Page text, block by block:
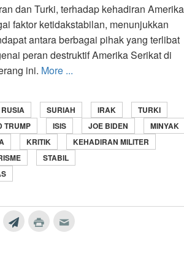
dan Turki, terhadap kehadiran Amerika
faktor ketidakstabilan, menunjukkan
antara berbagai pihak yang terlibat
peran destruktif Amerika Serikat di
ini. More ...
RUSIA SURIAH IRAK
TURKI
TRUMP ISIS JOE BIDEN
MINYAK
KRITIK
KEHADIRAN MILITER
STABIL